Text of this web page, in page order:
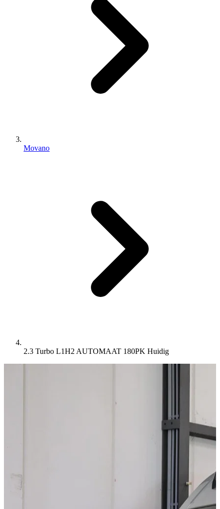
Movano
2.3 Turbo L1H2 AUTOMAAT 180PK Huidig